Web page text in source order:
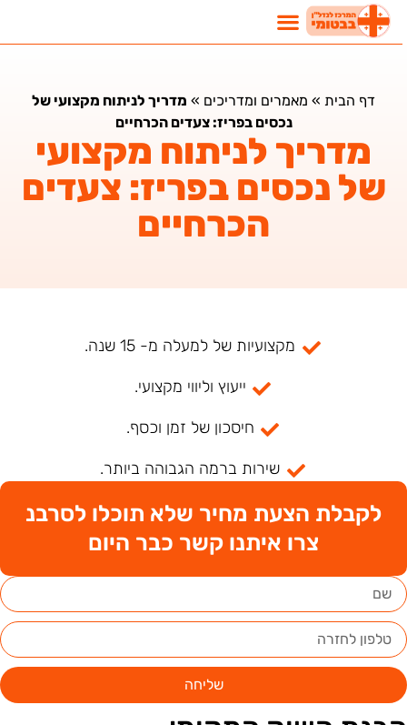
דף הבית»מאמרים ומדריכים»מדריך לניתוח מקצועי של
נכסים בפריז: צעדים הכרחיים
מדריך לניתוח מקצועי
של נכסים בפריז: צעדים
הכרחיים
מקצועיות של למעלה מ- 15 שנה.
ייעוץ וליווי מקצועי.
חיסכון של זמן וכסף.
שירות ברמה הגבוהה ביותר.
לקבלת הצעת מחיר שלא תוכלו לסרבנ
צרו איתנו קשר כבר היום
שליחה